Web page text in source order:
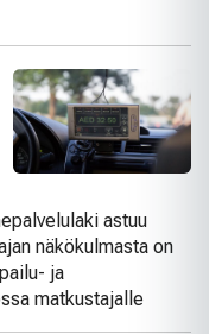
astuu
näkökulmasta on
ja
matkustajalle